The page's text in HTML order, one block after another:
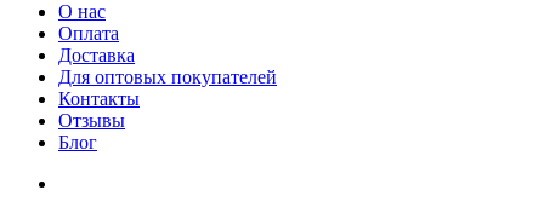
О нас
Оплата
Доставка
Для оптовых покупателей
Контакты
Отзывы
Блог